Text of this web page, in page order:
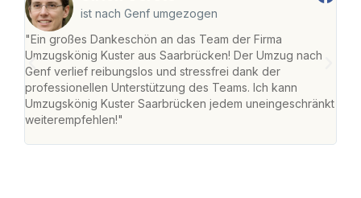
ist nach Genf umgezogen
"Ein großes Dankeschön an das Team der Firma
Umzugskönig Kuster aus Saarbrücken! Der Umzug nach
Genf verlief reibungslos und stressfrei dank der
professionellen Unterstützung des Teams. Ich kann
Umzugskönig Kuster Saarbrücken jedem uneingeschränkt
weiterempfehlen!"